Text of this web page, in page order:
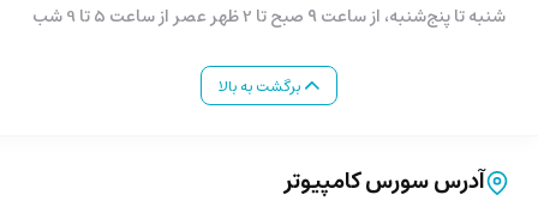
شنبه تا پنج‌شنبه، از ساعت ۹ صبح تا 2 ظهر عصر از ساعت 5 تا 9 شب
برگشت به بالا
آدرس سورس کامپیوتر